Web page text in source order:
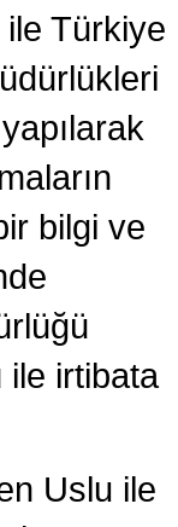
ile Türkiye
bilgi ve
ile irtibata
Uslu ile